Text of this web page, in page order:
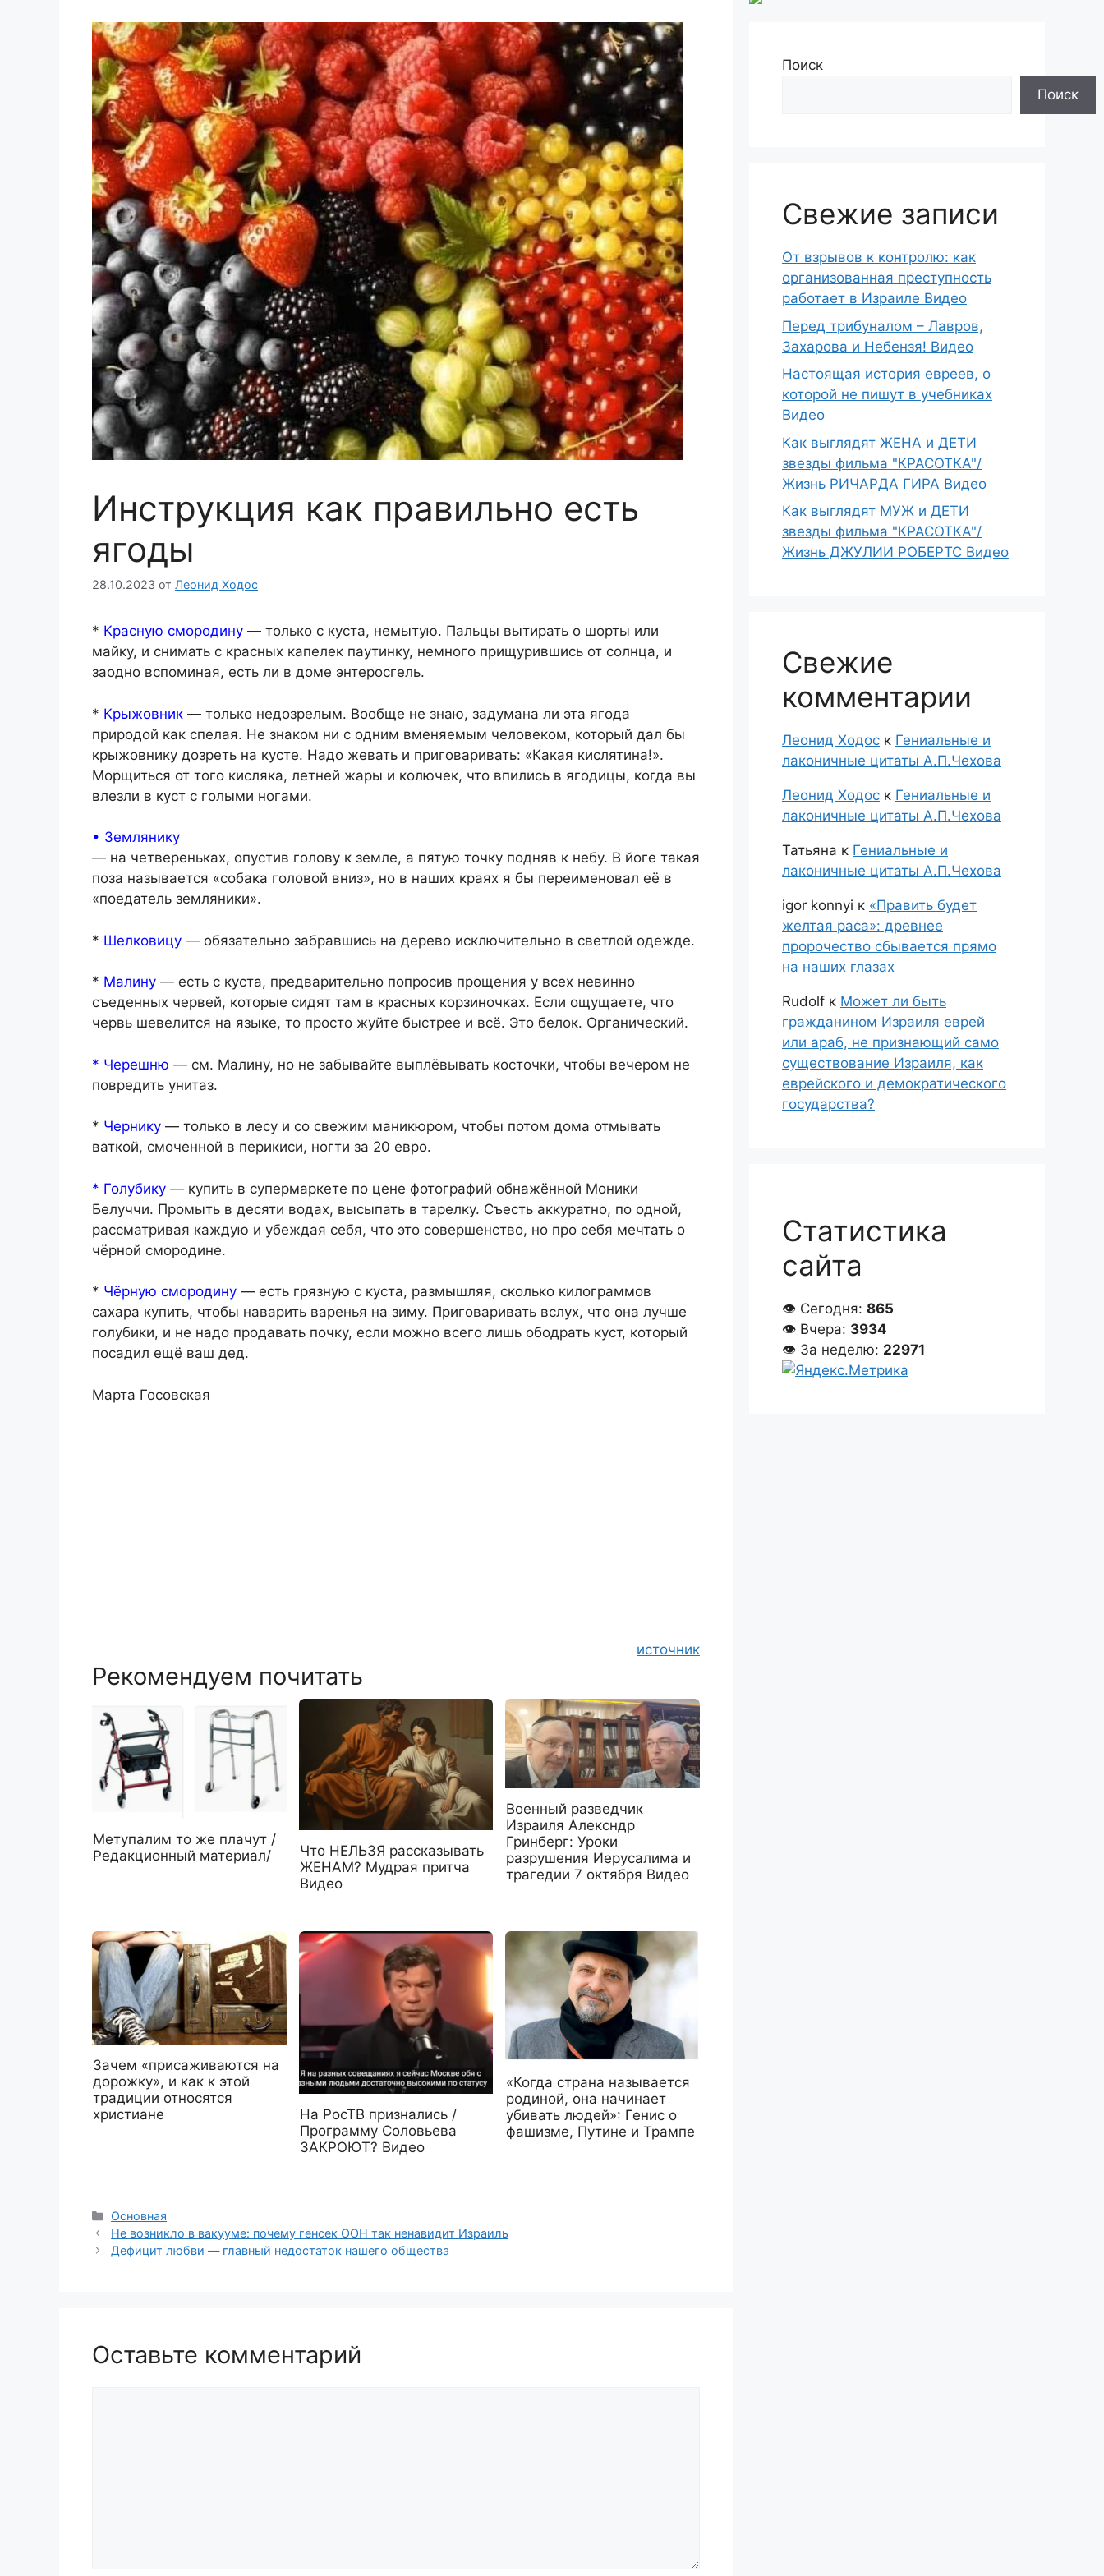
Инструкция как правильно есть
ягоды
28.10.2023 от Леонид Ходос
* Красную смородину — только с куста, немытую. Пальцы вытирать о шорты или
майку, и снимать с красных капелек паутинку, немного прищурившись от солнца, и
заодно вспоминая, есть ли в доме энтеросгель.
* Крыжовник — только недозрелым. Вообще не знаю, задумана ли эта ягода
природой как спелая. Не знаком ни с одним вменяемым человеком, который дал бы
крыжовнику дозреть на кусте. Надо жевать и приговаривать: «Какая кислятина!».
Морщиться от того кисляка, летней жары и колючек, что впились в ягодицы, когда вы
влезли в куст с голыми ногами.
• Землянику
— на четвереньках, опустив голову к земле, а пятую точку подняв к небу. В йоге такая
поза называется «собака головой вниз», но в наших краях я бы переименовал её в
«поедатель земляники».
* Шелковицу — обязательно забравшись на дерево исключительно в светлой одежде.
* Малину — есть с куста, предварительно попросив прощения у всех невинно
съеденных червей, которые сидят там в красных корзиночках. Если ощущаете, что
червь шевелится на языке, то просто жуйте быстрее и всё. Это белок. Органический.
* Черешню — см. Малину, но не забывайте выплёвывать косточки, чтобы вечером не
повредить унитаз.
* Чернику — только в лесу и со свежим маникюром, чтобы потом дома отмывать
ваткой, смоченной в перикиси, ногти за 20 евро.
* Голубику — купить в супермаркете по цене фотографий обнажённой Моники
Белуччи. Промыть в десяти водах, высыпать в тарелку. Съесть аккуратно, по одной,
рассматривая каждую и убеждая себя, что это совершенство, но про себя мечтать о
чёрной смородине.
* Чёрную смородину — есть грязную с куста, размышляя, сколько килограммов
сахара купить, чтобы наварить варенья на зиму. Приговаривать вслух, что она лучше
голубики, и не надо продавать почку, если можно всего лишь ободрать куст, который
посадил ещё ваш дед.
Марта Госовская
источник
Рекомендуем почитать
Метупалим то же плачут /
Редакционный материал/
Что НЕЛЬЗЯ рассказывать
ЖЕНАМ? Мудрая притча
Видео
Военный разведчик
Израиля Алексндр
Гринберг: Уроки
разрушения Иерусалима и
трагедии 7 октября Видео
Зачем «присаживаются на
дорожку», и как к этой
традиции относятся
христиане
На РосТВ признались /
Программу Соловьева
ЗАКРОЮТ? Видео
«Когда страна называется
родиной, она начинает
убивать людей»: Генис о
фашизме, Путине и Трампе
Рубрики
Основная
Не возникло в вакууме: почему генсек ООН так ненавидит Израиль
Дефицит любви — главный недостаток нашего общества
Оставьте комментарий
Поиск
Поиск
Свежие записи
От взрывов к контролю: как
организованная преступность
работает в Израиле Видео
Перед трибуналом – Лавров,
Захарова и Небензя! Видео
Настоящая история евреев, о
которой не пишут в учебниках
Видео
Как выглядят ЖЕНА и ДЕТИ
звезды фильма "КРАСОТКА"/
Жизнь РИЧАРДА ГИРА Видео
Как выглядят МУЖ и ДЕТИ
звезды фильма "КРАСОТКА"/
Жизнь ДЖУЛИИ РОБЕРТС Видео
Свежие
комментарии
Леонид Ходос к Гениальные и
лаконичные цитаты А.П.Чехова
Леонид Ходос к Гениальные и
лаконичные цитаты А.П.Чехова
Татьяна к Гениальные и
лаконичные цитаты А.П.Чехова
igor konnyi к «Править будет
желтая раса»: древнее
пророчество сбывается прямо
на наших глазах
Rudolf к Может ли быть
гражданином Израиля еврей
или араб, не признающий само
существование Израиля, как
еврейского и демократического
государства?
Статистика
сайта
👁 Сегодня: 865
👁 Вчера: 3934
👁 За неделю: 22971